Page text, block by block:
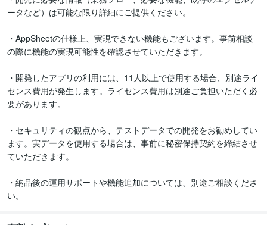
ータなど）は可能な限り詳細にご提供ください。
・AppSheetの仕様上、実現できない機能もございます。事前相談
の際に機能の実現可能性を確認させていただきます。
・開発したアプリの利用には、11人以上で使用する場合、別途ライ
センス費用が発生します。ライセンス費用は別途ご負担いただく必
要があります。
・セキュリティの観点から、テストデータでの開発をお勧めしてい
ます。実データを使用する場合は、事前に秘密保持契約を締結させ
ていただきます。
・納品後の運用サポートや機能追加については、別途ご相談くださ